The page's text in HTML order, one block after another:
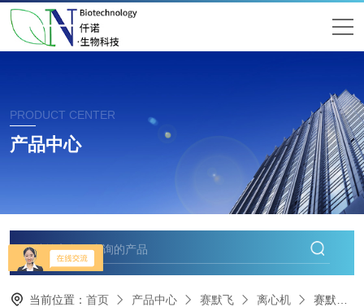
PRODUCT CENTER
产品中心
当前位置： 首页 产品中心 赛默飞 离心机 赛默飞Micro17R微量冷冻离心机